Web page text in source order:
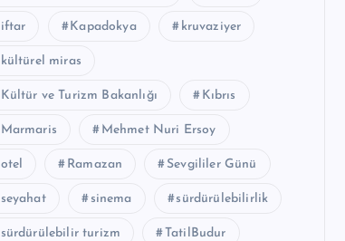
iftar Kapadokya kruvaziyer
kültürel miras
Kültür ve Turizm Bakanlığı Kıbrıs
Marmaris Mehmet Nuri Ersoy
otel Ramazan Sevgililer Günü
seyahat sinema sürdürülebilirlik
sürdürülebilir turizm TatilBudur